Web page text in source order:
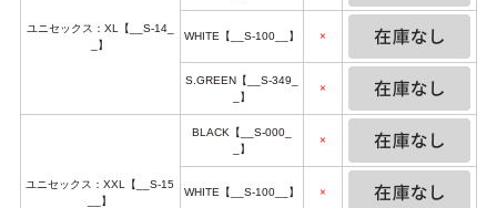
ユニセックス：XL【__S-14_
_】
WHITE【__S-100__】 ×
S.GREEN【__S-349_
_】
×
ユニセックス：XXL【__S-15
__】
BLACK【__S-000_
_】
×
WHITE【__S-100__】 ×